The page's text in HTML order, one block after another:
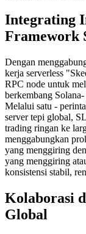
Integrating
Framework
Dengan
kerja serverless
RPC node untuk
berkembang
Melalui satu -
server tepi global,
trading ringan ke
menggabungkan
yang menggiring
yang menggiring
konsistensi stabil,
Kolaborasi
Global